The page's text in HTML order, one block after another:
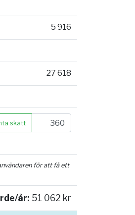
5 916
27 618
skatt
för att få ett
år: 51 062 kr